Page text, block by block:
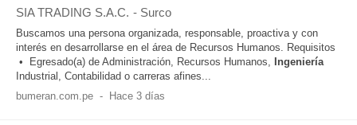
SIA TRADING S.A.C. - Surco
Buscamos una persona organizada, responsable, proactiva y con
interés en desarrollarse en el área de Recursos Humanos. Requisitos
• Egresado(a) de Administración, Recursos Humanos,
Ingeniería
Industrial, Contabilidad o carreras afines...
bumeran.com.pe - Hace 3 días